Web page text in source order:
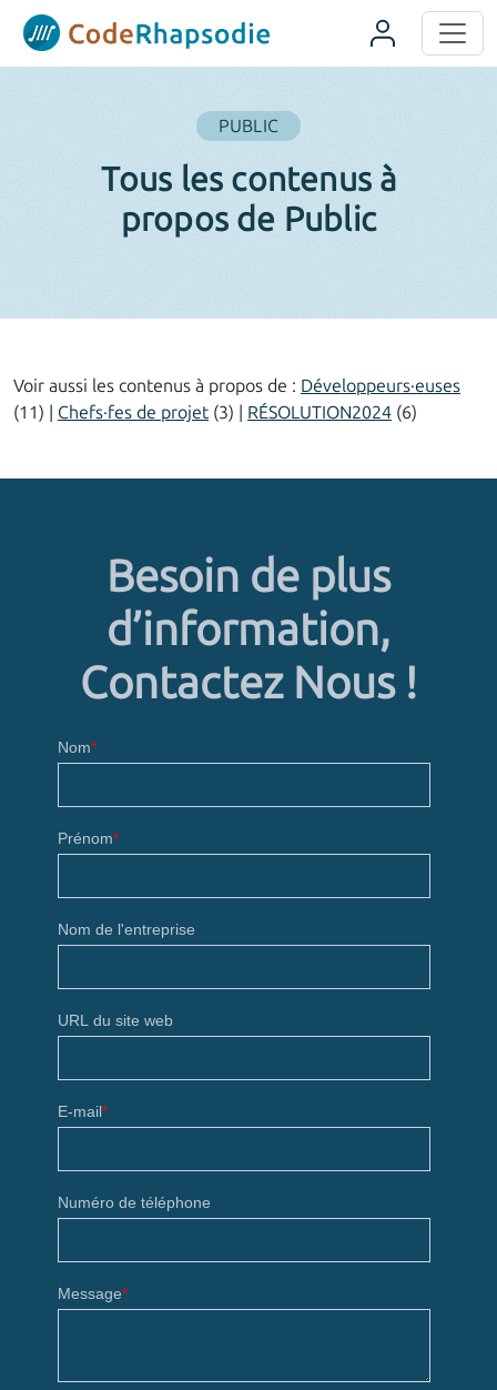
PUBLIC
Tous les contenus à
propos de Public
Voir aussi les contenus à propos de : Développeurs·euses
(11) | Chefs·fes de projet (3) | RÉSOLUTION2024 (6)
Besoin de plus
d’information,
Contactez Nous !
Panneau de gestion des cookies